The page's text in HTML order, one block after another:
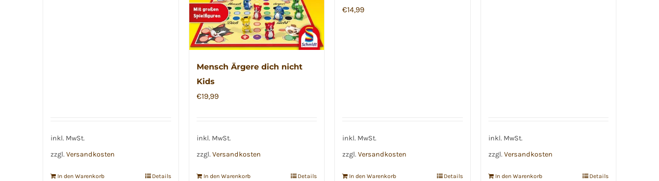
inkl. MwSt.
zzgl. Versandkosten
In den Warenkorb Details
Mensch Ärgere dich nicht
Kids
€19,99
inkl. MwSt.
zzgl. Versandkosten
In den Warenkorb Details
€14,99
inkl. MwSt.
zzgl. Versandkosten
In den Warenkorb Details
inkl. MwSt.
zzgl. Versandkosten
In den Warenkorb Details